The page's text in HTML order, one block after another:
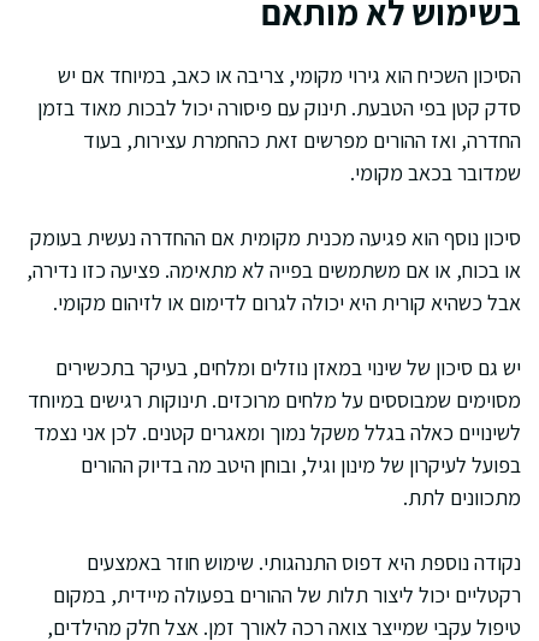
בשימוש לא מותאם
הסיכון השכיח הוא גירוי מקומי, צריבה או כאב, במיוחד אם יש
סדק קטן בפי הטבעת. תינוק עם פיסורה יכול לבכות מאוד בזמן
החדרה, ואז ההורים מפרשים זאת כהחמרת עצירות, בעוד
שמדובר בכאב מקומי.
סיכון נוסף הוא פגיעה מכנית מקומית אם ההחדרה נעשית בעומק
או בכוח, או אם משתמשים בפייה לא מתאימה. פציעה כזו נדירה,
אבל כשהיא קורית היא יכולה לגרום לדימום או לזיהום מקומי.
יש גם סיכון של שינוי במאזן נוזלים ומלחים, בעיקר בתכשירים
מסוימים שמבוססים על מלחים מרוכזים. תינוקות רגישים במיוחד
לשינויים כאלה בגלל משקל נמוך ומאגרים קטנים. לכן אני נצמד
בפועל לעיקרון של מינון וגיל, ובוחן היטב מה בדיוק ההורים
מתכוונים לתת.
נקודה נוספת היא דפוס התנהגותי. שימוש חוזר באמצעים
רקטליים יכול ליצור תלות של ההורים בפעולה מיידית, במקום
טיפול עקבי שמייצר צואה רכה לאורך זמן. אצל חלק מהילדים,